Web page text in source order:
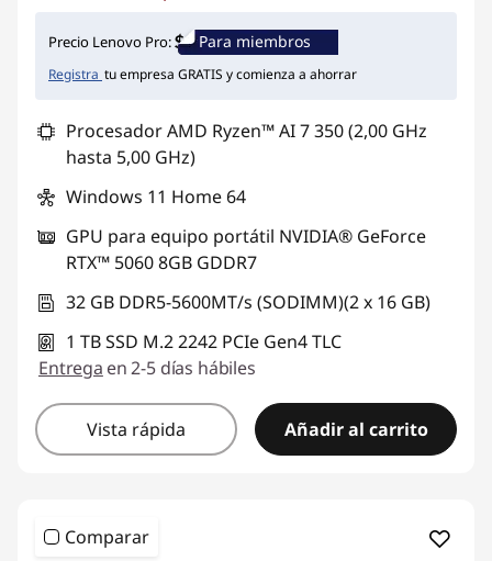
Precio Lenovo Pro: Para miembros
Registra tu empresa GRATIS y comienza a ahorrar
Procesador AMD Ryzen™ AI 7 350 (2,00 GHz
hasta 5,00 GHz)
Windows 11 Home 64
GPU para equipo portátil NVIDIA® GeForce
RTX™ 5060 8GB GDDR7
32 GB DDR5-5600MT/s (SODIMM)(2 x 16 GB)
1 TB SSD M.2 2242 PCIe Gen4 TLC
Entrega en 2-5 días hábiles
Vista rápida Añadir al carrito
Comparar